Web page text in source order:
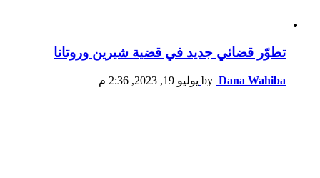
تطوّر قضائي جديد في قضية شيرين وروتانا
by Dana Wahiba يوليو 19, 2023, 2:36 م